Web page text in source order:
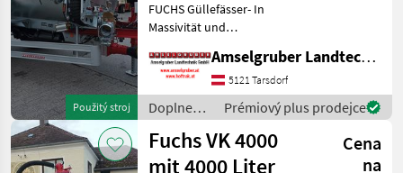
Použitý stroj
FUCHS Güllefässer- In
Massivität und
(Stärkste Materialstärken +
Beste Materialen und Beste
Komponenten der
führenden TOP Hersteller!)
Sei
Amselgruber Landtechnik GmbH
5121 Tarsdorf
Doplnenie
živin a
polievanie
/ Fuchs
Prémiový plus prodejce
Fuchs VK 4000
mit 4000 Liter
Cena
na